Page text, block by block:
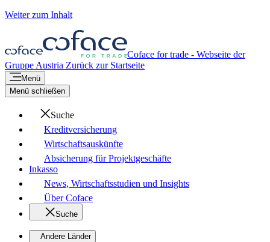
Weiter zum Inhalt
Coface for trade - Webseite der
Gruppe Austria Zurück zur Startseite
Menü
Menü schließen
Suche
Kreditversicherung
Wirtschaftsauskünfte
Absicherung für Projektgeschäfte
Inkasso
News, Wirtschaftsstudien und Insights
Über Coface
Suche
Andere Länder